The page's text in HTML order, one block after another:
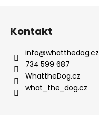
Z
Kontakt
info@whatthedog.cz
734 599 687
WhattheDog.cz
what_the_dog.cz